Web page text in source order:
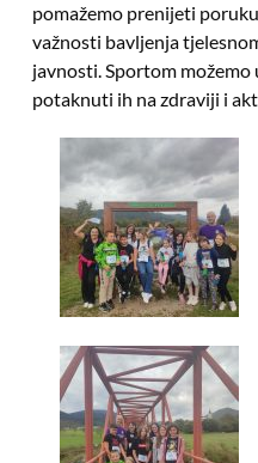
pomažemo prenijeti
važnosti bavljenja
javnosti. Sportom možemo
potaknuti ih na zdraviji i